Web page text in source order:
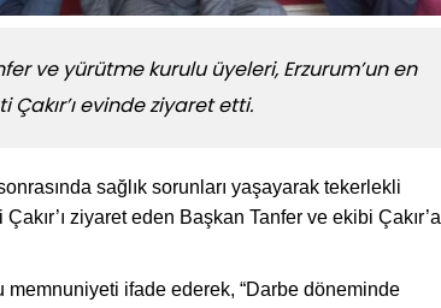
ve yürütme kurulu üyeleri, Erzurum’un en
evinde ziyaret etti.
sağlık sorunları yaşayarak tekerlekli
ziyaret eden Başkan Tanfer ve ekibi Çakır’a
ifade ederek, “Darbe döneminde